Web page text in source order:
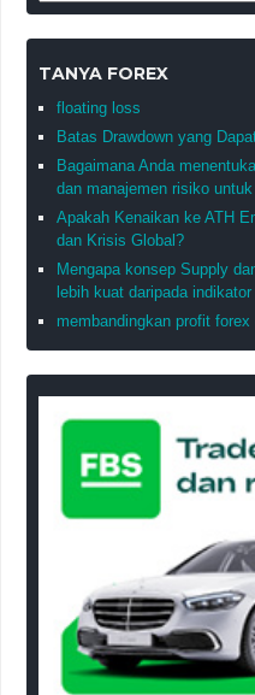
TANYA FOREX
floating loss
Batas Drawdown yang
Bagaimana Anda
dan manajemen risiko
Apakah Kenaikan ke ATH
dan Krisis Global?
Mengapa konsep Supply
lebih kuat daripada
membandingkan profit